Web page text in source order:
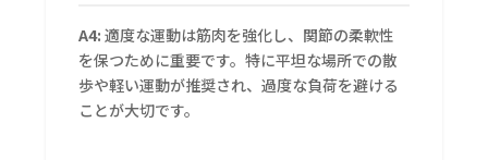
A4: 適度な運動は筋肉を強化し、関節の柔軟性
を保つために重要です。特に平坦な場所での散
歩や軽い運動が推奨され、過度な負荷を避ける
ことが大切です。